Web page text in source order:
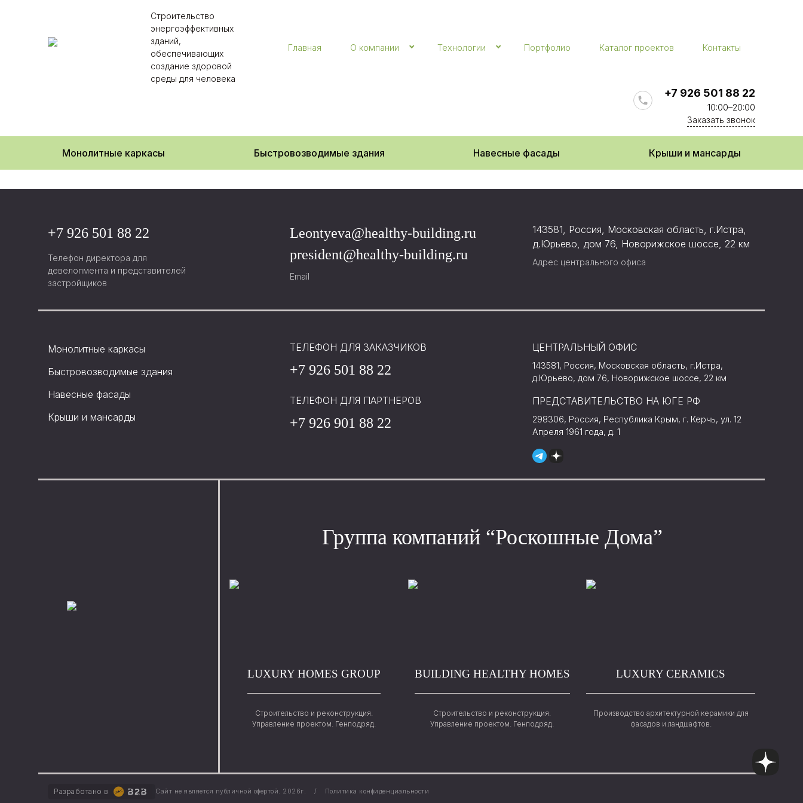
Строительство
энергоэффективных
зданий,
обеспечивающих
создание здоровой
среды для человека
Главная О компании Технологии Портфолио Каталог проектов Контакты
+7 926 501 88 22
10:00–20:00
Заказать звонок
Монолитные каркасы Быстровозводимые здания Навесные фасады Крыши и мансарды
Новости компании
Навесные фасады
Крыши и мансарды
+7 926 501 88 22
Телефон директора для
девелопмента и представителей
застройщиков
Leontyeva@healthy-building.ru
president@healthy-building.ru
Email
143581, Россия, Московская область, г.Истра,
д.Юрьево, дом 76, Новорижское шоссе, 22 км
Адрес центрального офиса
Монолитные каркасы
Быстровозводимые здания
Навесные фасады
Крыши и мансарды
ТЕЛЕФОН ДЛЯ ЗАКАЗЧИКОВ
+7 926 501 88 22
ТЕЛЕФОН ДЛЯ ПАРТНЕРОВ
+7 926 901 88 22
ЦЕНТРАЛЬНЫЙ ОФИС
143581, Россия, Московская область, г.Истра,
д.Юрьево, дом 76, Новорижское шоссе, 22 км
ПРЕДСТАВИТЕЛЬСТВО НА ЮГЕ РФ
298306, Россия, Республика Крым, г. Керчь, ул. 12
Апреля 1961 года, д. 1
Группа компаний “Роскошные Дома”
LUXURY HOMES GROUP
Строительство и реконструкция.
Управление проектом. Генподряд.
BUILDING HEALTHY HOMES
Строительство и реконструкция.
Управление проектом. Генподряд.
LUXURY CERAMICS
Производство архитектурной керамики для
фасадов и ландшафтов.
Разработано в Сайт не является публичной офертой. 2026г. / Политика конфиденциальности